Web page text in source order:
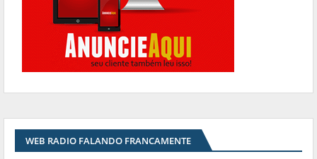
WEB RADIO FALANDO FRANCAMENTE